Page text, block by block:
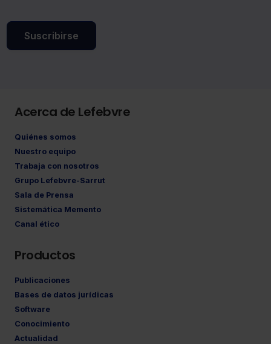
Suscribirse
Acerca de Lefebvre
Quiénes somos
Nuestro equipo
Trabaja con nosotros
Grupo Lefebvre-Sarrut
Sala de Prensa
Sistemática Memento
Canal ético
Productos
Publicaciones
Bases de datos jurídicas
Software
Conocimiento
Actualidad